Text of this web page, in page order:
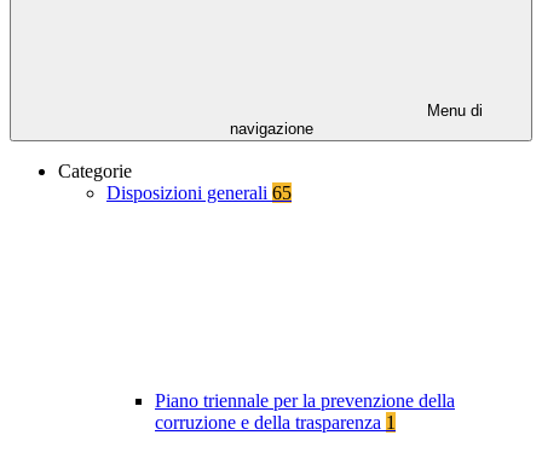
Menu di
navigazione
Categorie
Disposizioni generali 65
Piano triennale per la prevenzione della
corruzione e della trasparenza 1